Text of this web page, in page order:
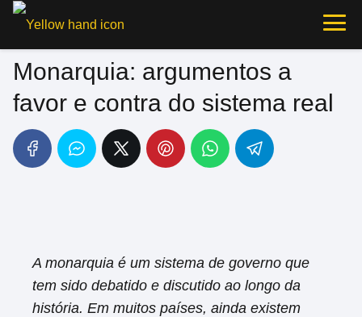
Monarquia: argumentos a
favor e contra do sistema real
A monarquia é um sistema de governo que
tem sido debatido e discutido ao longo da
história. Em muitos países, ainda existem